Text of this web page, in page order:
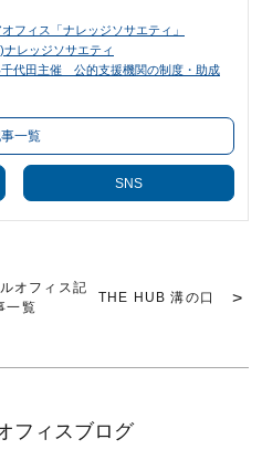
フィス「ナレッジソサエティ」
レッジソサエティ
千代田主催 公的支援機関の制度・助成
一覧
SNS
オフィス記
一覧
THE HUB 溝の口
フィスブログ